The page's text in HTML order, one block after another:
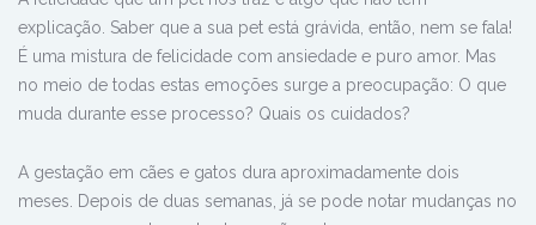
explicação. Saber que a sua pet está grávida, então, nem se fala!
É uma mistura de felicidade com ansiedade e puro amor. Mas
no meio de todas estas emoções surge a preocupação: O que
muda durante esse processo? Quais os cuidados?
A gestação em cães e gatos dura aproximadamente dois
meses. Depois de duas semanas, já se pode notar mudanças no